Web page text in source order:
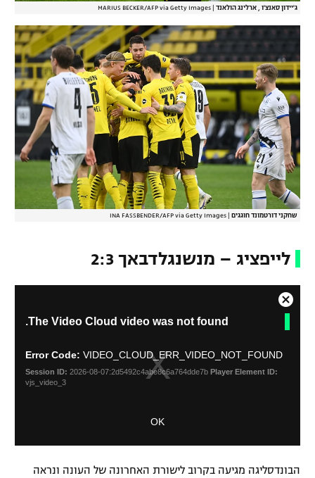
ג'יידון סאנצ'ו , ארלינג הולאנד MARIUS BECKER/AFP via Getty Images
שחקני דורטמונד חוגגים INA FASSBENDER/AFP via Getty Images
לייפציג – מנשנגלדבאך 2:3
l
The Video Cloud video was not found.
Error Code: VIDEO_CLOUD_ERR_VIDEO_NOT_FOUND
Session ID: 2026-08-07:2d5492c4abe8c6a764dde7b Player Element ID:
vjs_video_3
OK
C
s
i
הבונדסליגה מגיעה בקרוב לישורת האחרונה של העונה ונראה